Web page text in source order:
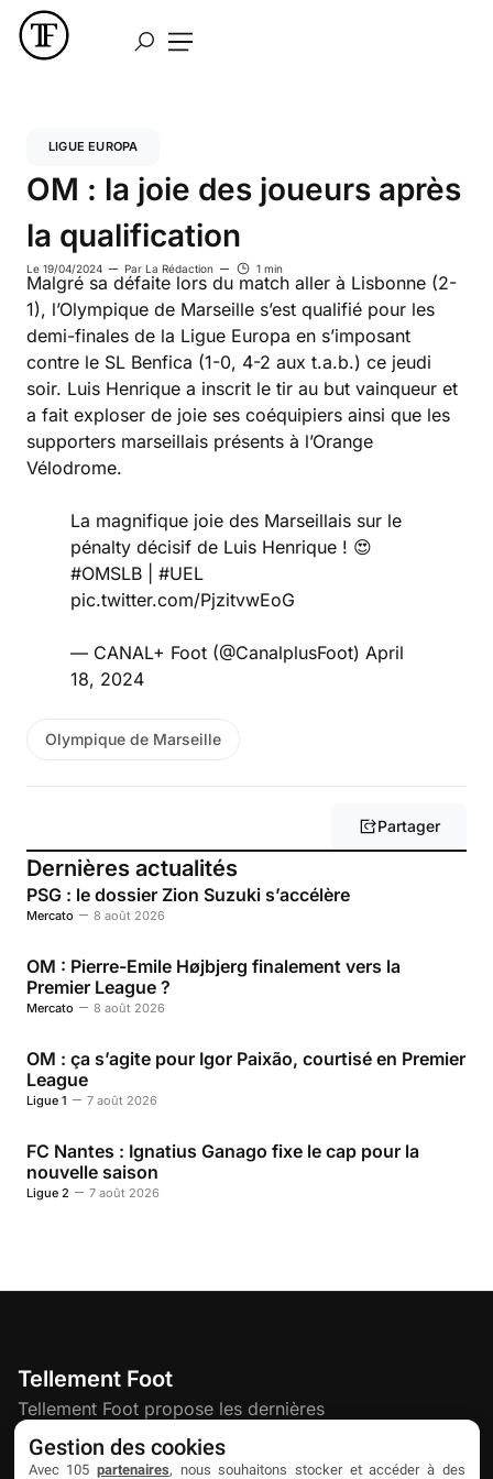
LIGUE EUROPA
OM : la joie des joueurs après
la qualification
Le 19/04/2024 Par La Rédaction 1 min
Malgré sa défaite lors du match aller à Lisbonne (2-
1), l’Olympique de Marseille s’est qualifié pour les
demi-finales de la Ligue Europa en s’imposant
contre le SL Benfica (1-0, 4-2 aux t.a.b.) ce jeudi
soir. Luis Henrique a inscrit le tir au but vainqueur et
a fait exploser de joie ses coéquipiers ainsi que les
supporters marseillais présents à l’Orange
Vélodrome.
La magnifique joie des Marseillais sur le
pénalty décisif de Luis Henrique ! 😍
#OMSLB
#UEL
pic.twitter.com/PjzitvwEoG
— CANAL+ Foot (@CanalplusFoot) April
18, 2024
Olympique de Marseille
Partager
Dernières actualités
PSG : le dossier Zion Suzuki s’accélère
Mercato 8 août 2026
OM : Pierre-Emile Højbjerg finalement vers la
Premier League ?
Mercato 8 août 2026
OM : ça s’agite pour Igor Paixão, courtisé en Premier
League
Ligue 1 7 août 2026
FC Nantes : Ignatius Ganago fixe le cap pour la
nouvelle saison
Ligue 2 7 août 2026
Tellement Foot
Tellement Foot propose les dernières
actualités et nouveautés créatives dédiées
au football.
Gestion des cookies
Avec 105 partenaires, nous souhaitons stocker et accéder à des